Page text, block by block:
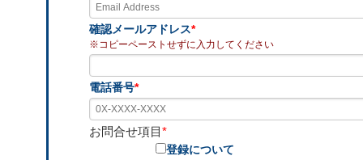
確認メールアドレス*
※コピーペーストせずに入力してください
電話番号*
お問合せ項目*
登録について